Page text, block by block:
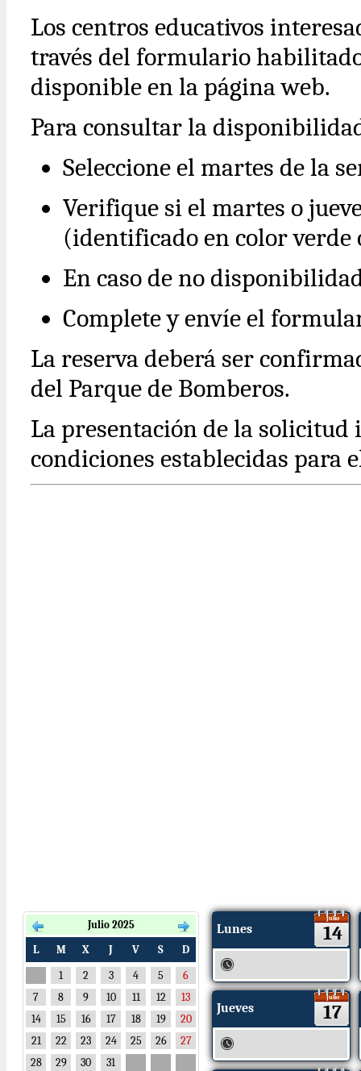
Los centros educativos
través del formulario
disponible en la página web.
Para consultar la
Seleccione el martes de la
Verifique si el martes o
(identificado en color
En caso de no
Complete y envíe el
La reserva deberá ser
del Parque de Bomberos.
La presentación de la
condiciones establecidas para
Julio 2025
L M X J V S
D
1
2 3 4 5
6
7
8 9 10 11 12
13
14
15 16 17 18 19
20
21
22 23 24 25 26
27
28
29 30 31
Lunes
Julio
14
Jueves
Julio
17